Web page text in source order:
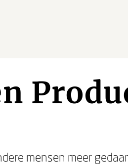
mensen meer